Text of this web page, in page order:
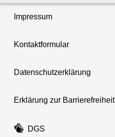
Impressum
Kontaktformular
Datenschutzerklärung
Erklärung zur Barrierefreiheit
DGS